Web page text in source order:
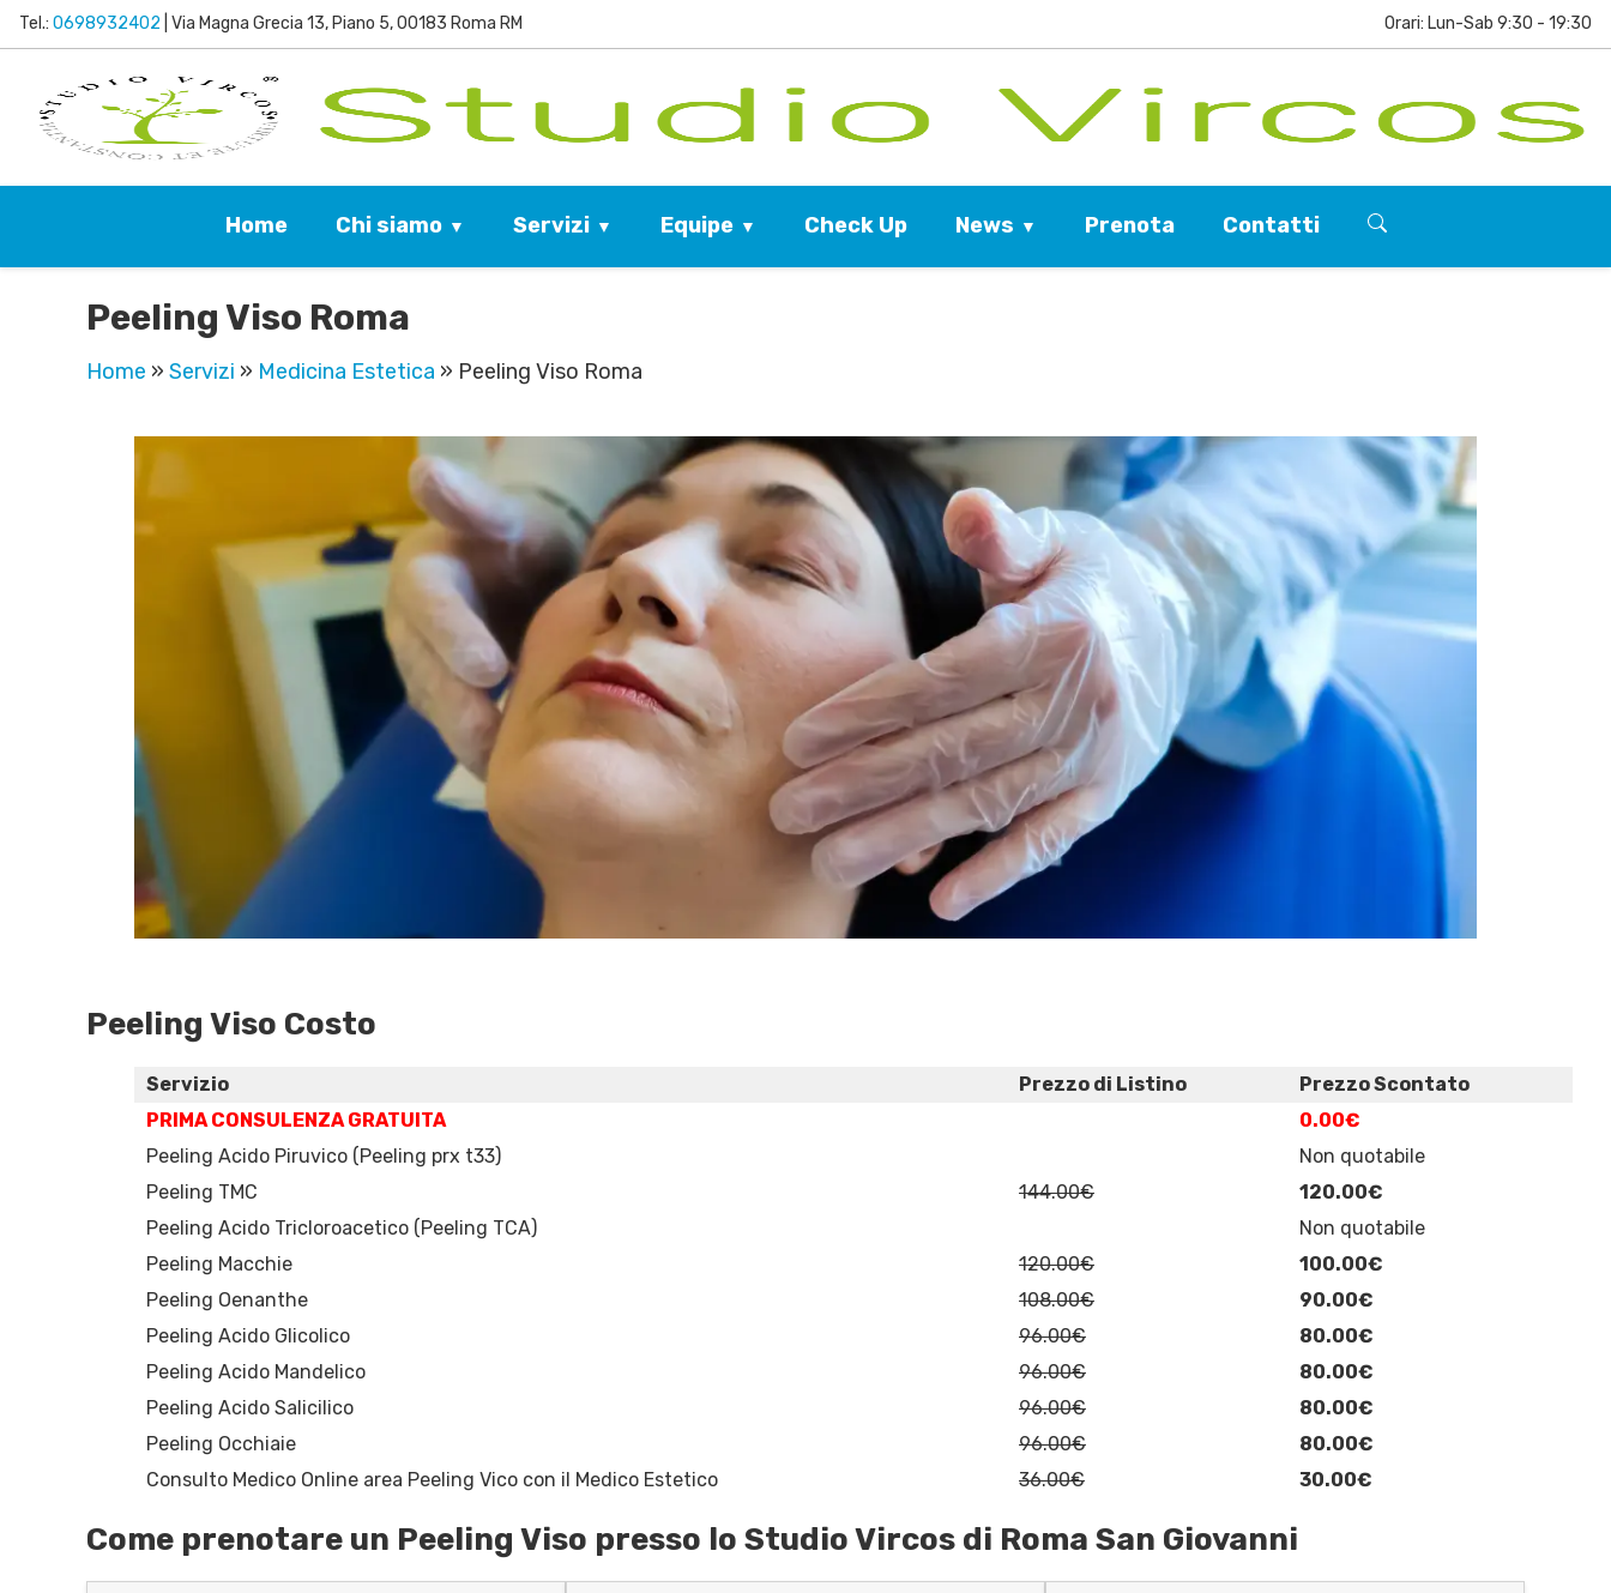
Tel.: 0698932402 | Via Magna Grecia 13, Piano 5, 00183 Roma RM Orari: Lun-Sab 9:30 - 19:30
Home Chi siamo Servizi Equipe Check Up News Prenota Contatti
Peeling Viso Roma
Home » Servizi » Medicina Estetica » Peeling Viso Roma
Peeling Viso Costo
Servizio Prezzo di Listino
Prezzo Scontato
PRIMA CONSULENZA GRATUITA
0.00€
Peeling Acido Piruvico (Peeling prx t33)
Non quotabile
Peeling TMC
144.00€
120.00€
Peeling Acido Tricloroacetico (Peeling TCA)
Non quotabile
Peeling Macchie
120.00€
100.00€
Peeling Oenanthe
108.00€
90.00€
Peeling Acido Glicolico
96.00€
80.00€
Peeling Acido Mandelico
96.00€
80.00€
Peeling Acido Salicilico
96.00€
80.00€
Peeling Occhiaie
96.00€
80.00€
Consulto Medico Online area Peeling Vico con il Medico Estetico
36.00€ 30.00€
Come prenotare un Peeling Viso presso lo Studio Vircos di Roma San Giovanni